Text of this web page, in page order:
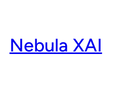
content
Nebula XAI